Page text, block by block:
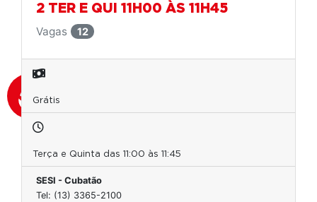
2 TER E QUI 11H00 ÀS 11H45
Vagas
12
Grátis
Terça e Quinta das 11:00 às 11:45
SESI - Cubatão
Tel: (13) 3365-2100